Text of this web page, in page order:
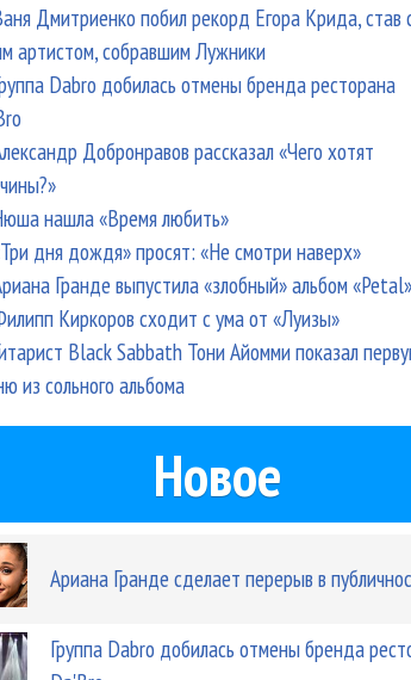
Дмитриенко побил рекорд Егора Крида, став
артистом, собравшим Лужники
Dabro добилась отмены бренда ресторана
Добронравов рассказал «Чего хотят
нашла «Время любить»
дня дождя» просят: «Не смотри наверх»
Гранде выпустила «злобный» альбом «Petal»
Киркоров сходит с ума от «Луизы»
Black Sabbath Тони Айомми показал
из сольного альбома
Новое
Ариана Гранде сделает перерыв в
Группа Dabro добилась отмены бренда